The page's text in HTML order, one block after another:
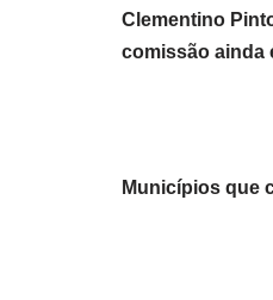
Clementino
comissão ainda
Municípios que